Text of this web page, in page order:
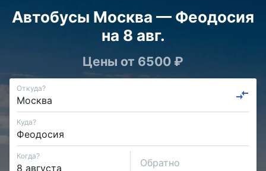
Автобусы Москва — Феодосия
на 8 авг.
Цены от 6500 ₽
Откуда?
Куда?
Когда?
Обратно